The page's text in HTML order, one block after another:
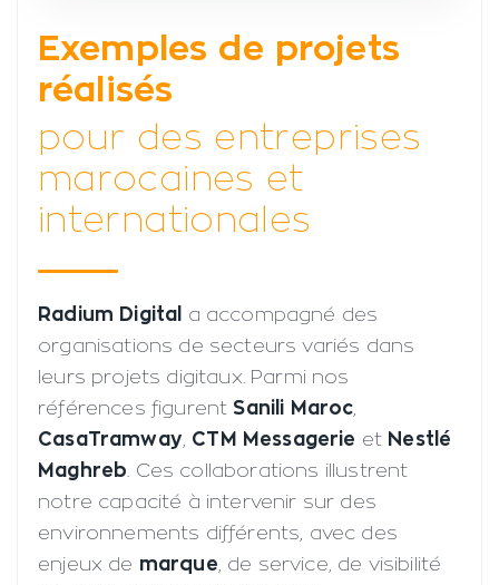
Exemples de projets
réalisés
pour des entreprises
marocaines et
internationales
Radium Digital
a accompagné des
organisations de secteurs variés dans
leurs projets digitaux. Parmi nos
références figurent Sanili Maroc
CasaTramway CTM Messagerie et Nestlé
Maghreb . Ces collaborations illustrent
notre capacité à intervenir sur des
environnements différents, avec des
enjeux de marque , de service, de visibilité